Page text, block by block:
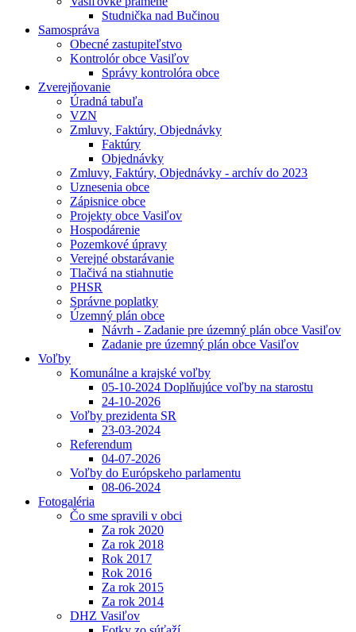
Studnička nad Bučinou
Samospráva
Obecné zastupiteľstvo
Kontrolór obce Vasiľov
Správy kontrolóra obce
Zverejňovanie
Úradná tabuľa
VZN
Zmluvy, Faktúry, Objednávky
Faktúry
Objednávky
Zmluvy, Faktúry, Objednávky - archív do 2023
Uznesenia obce
Zápisnice obce
Projekty obce Vasiľov
Hospodárenie
Pozemkové úpravy
Verejné obstarávanie
Tlačivá na stiahnutie
PHSR
Správne poplatky
Územný plán obce
Návrh - Zadanie pre územný plán obce Vasiľov
Zadanie pre územný plán obce Vasiľov
Voľby
Komunálne a krajské voľby
05-10-2024 Doplňujúce voľby na starostu
24-10-2026
Voľby prezidenta SR
23-03-2024
Referendum
04-07-2026
Voľby do Európskeho parlamentu
08-06-2024
Fotogaléria
Čo sme spravili v obci
Za rok 2020
Za rok 2018
Rok 2017
Rok 2016
Za rok 2015
Za rok 2014
DHZ Vasiľov